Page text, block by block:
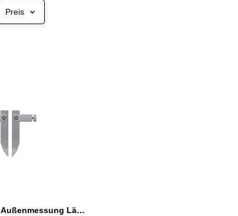
Preis
Messeinsatz zur Außenmessung Länge 60 mm